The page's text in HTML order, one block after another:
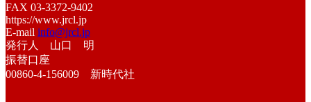
FAX 03-3372-9402
https://www.jrcl.jp
E-mail info@jrcl.jp
発行人 山口 明
振替口座
00860-4-156009 新時代社